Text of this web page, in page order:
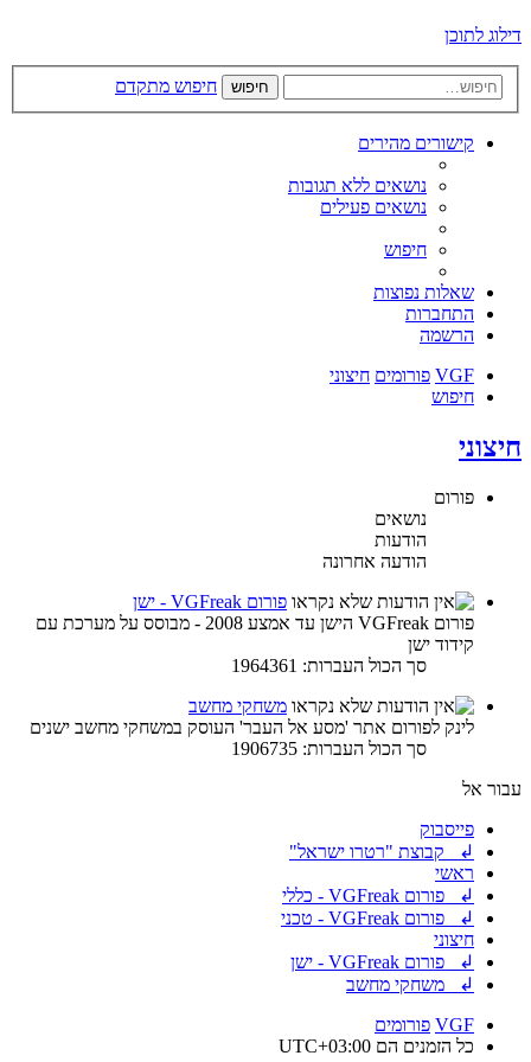
דילוג לתוכן
חיפוש חיפוש מתקדם
קישורים מהירים
נושאים ללא תגובות
נושאים פעילים
חיפוש
שאלות נפוצות
התחברות
הרשמה
VGF פורומים חיצוני
חיפוש
חיצוני
פורום
נושאים
הודעות
הודעה אחרונה
פורום VGFreak - ישן
פורום VGFreak הישן עד אמצע 2008 - מבוסס על מערכת עם
קידוד ישן
סך הכול העברות: 1964361
משחקי מחשב
לינק לפורום אתר 'מסע אל העבר' העוסק במשחקי מחשב ישנים
סך הכול העברות: 1906735
עבור אל
פייסבוק
↲ קבוצת "רטרו ישראל"
ראשי
↲ פורום VGFreak - כללי
↲ פורום VGFreak - טכני
חיצוני
↲ פורום VGFreak - ישן
↲ משחקי מחשב
VGF פורומים
כל הזמנים הם UTC+03:00